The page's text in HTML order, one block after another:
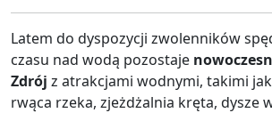
Latem do dyspozycji zwolenników
czasu nad wodą pozostaje
Zdrój z atrakcjami wodnymi, takimi
rwąca rzeka, zjeżdżalnia kręta, dysze